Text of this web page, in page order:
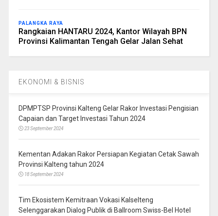
PALANGKA RAYA
Rangkaian HANTARU 2024, Kantor Wilayah BPN
Provinsi Kalimantan Tengah Gelar Jalan Sehat
EKONOMI & BISNIS
DPMPTSP Provinsi Kalteng Gelar Rakor Investasi Pengisian
Capaian dan Target Investasi Tahun 2024
23 September 2024
Kementan Adakan Rakor Persiapan Kegiatan Cetak Sawah
Provinsi Kalteng tahun 2024
18 September 2024
Tim Ekosistem Kemitraan Vokasi Kalselteng
Selenggarakan Dialog Publik di Ballroom Swiss-Bel Hotel